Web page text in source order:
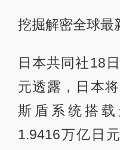
挖掘解密全球最
日本共同社18
元透露，日本
斯盾系统搭载
1.9416万亿日